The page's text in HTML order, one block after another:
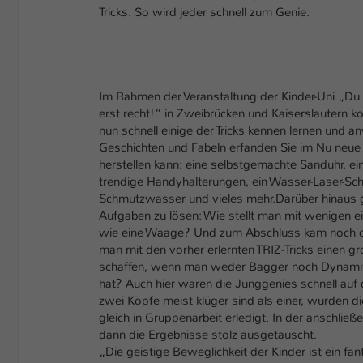
Tricks. So wird jeder schnell zum Genie.
Im Rahmen der Veranstaltung der Kinder-Uni
erst recht!“ in Zweibrücken und Kaiserslautern
nun schnell einige der Tricks kennen lernen und
Geschichten und Fabeln erfanden Sie im Nu
herstellen kann: eine selbstgemachte Sanduhr,
trendige Handyhalterungen, ein Wasser-Laser-
Schmutzwasser und vieles mehr.Darüber
Aufgaben zu lösen: Wie stellt man mit wenigen
wie eine Waage? Und zum Abschluss kam noch
man mit den vorher erlernten TRIZ-Tricks einen
schaffen, wenn man weder Bagger noch
hat? Auch hier waren die Junggenies schnell
zwei Köpfe meist klüger sind als einer, wurden
gleich in Gruppenarbeit erledigt. In der
dann die Ergebnisse stolz ausgetauscht.
„Die geistige Beweglichkeit der Kinder ist ein